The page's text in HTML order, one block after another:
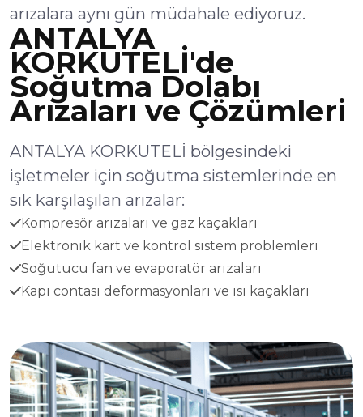
arızalara aynı gün müdahale ediyoruz.
ANTALYA
KORKUTELİ'de
Soğutma Dolabı
Arızaları ve Çözümleri
ANTALYA KORKUTELİ bölgesindeki
işletmeler için soğutma sistemlerinde en
sık karşılaşılan arızalar:
Kompresör arızaları ve gaz kaçakları
Elektronik kart ve kontrol sistem problemleri
Soğutucu fan ve evaporatör arızaları
Kapı contası deformasyonları ve ısı kaçakları